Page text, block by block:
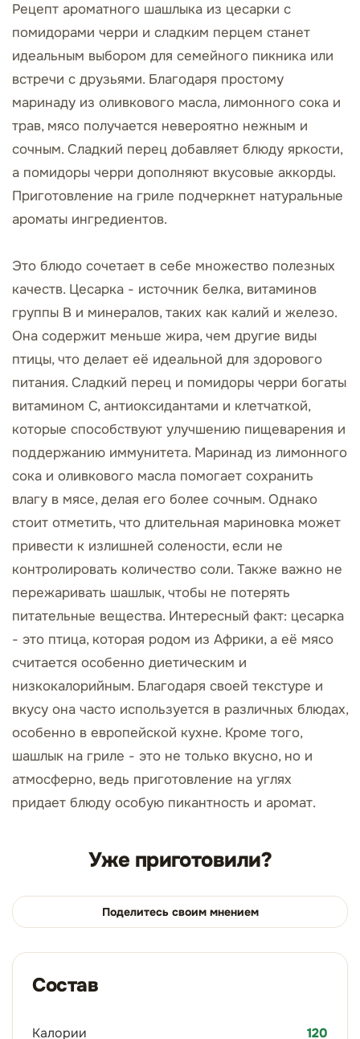
Рецепт ароматного шашлыка из цесарки с
помидорами черри и сладким перцем станет
идеальным выбором для семейного пикника или
встречи с друзьями. Благодаря простому
маринаду из оливкового масла, лимонного сока и
трав, мясо получается невероятно нежным и
сочным. Сладкий перец добавляет блюду яркости,
а помидоры черри дополняют вкусовые аккорды.
Приготовление на гриле подчеркнет натуральные
ароматы ингредиентов.
Это блюдо сочетает в себе множество полезных
качеств. Цесарка - источник белка, витаминов
группы B и минералов, таких как калий и железо.
Она содержит меньше жира, чем другие виды
птицы, что делает её идеальной для здорового
питания. Сладкий перец и помидоры черри богаты
витамином C, антиоксидантами и клетчаткой,
которые способствуют улучшению пищеварения и
поддержанию иммунитета. Маринад из лимонного
сока и оливкового масла помогает сохранить
влагу в мясе, делая его более сочным. Однако
стоит отметить, что длительная мариновка может
привести к излишней солености, если не
контролировать количество соли. Также важно не
пережаривать шашлык, чтобы не потерять
питательные вещества. Интересный факт: цесарка
- это птица, которая родом из Африки, а её мясо
считается особенно диетическим и
низкокалорийным. Благодаря своей текстуре и
вкусу она часто используется в различных блюдах,
особенно в европейской кухне. Кроме того,
шашлык на гриле - это не только вкусно, но и
атмосферно, ведь приготовление на углях
придает блюду особую пикантность и аромат.
Уже приготовили?
Поделитесь своим мнением
Состав
Калории 120